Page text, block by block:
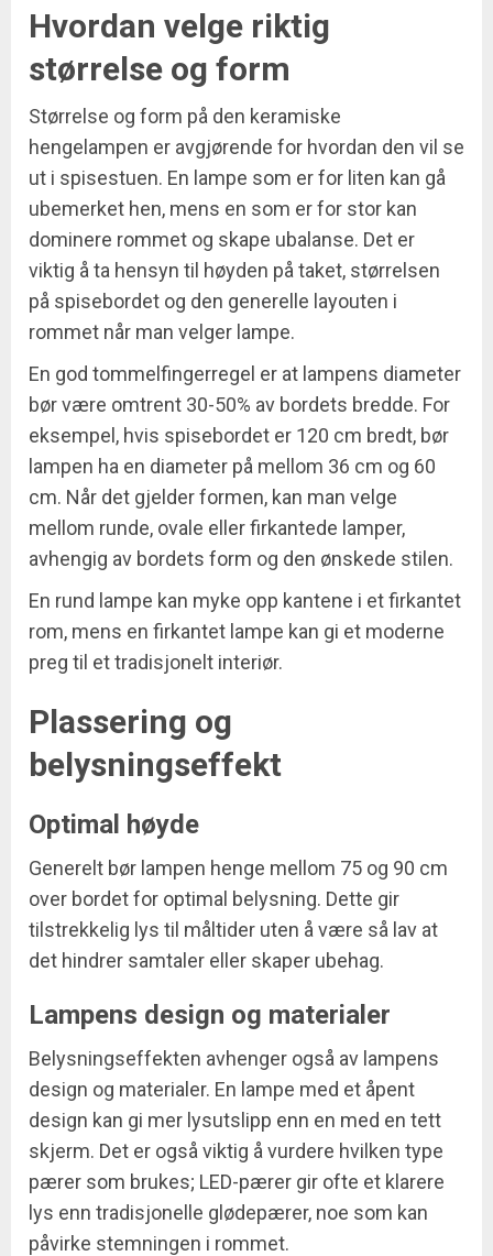
Hvordan velge riktig
størrelse og form
Størrelse og form på den keramiske
hengelampen er avgjørende for hvordan den vil se
ut i spisestuen. En lampe som er for liten kan gå
ubemerket hen, mens en som er for stor kan
dominere rommet og skape ubalanse. Det er
viktig å ta hensyn til høyden på taket, størrelsen
på spisebordet og den generelle layouten i
rommet når man velger lampe.
En god tommelfingerregel er at lampens diameter
bør være omtrent 30-50% av bordets bredde. For
eksempel, hvis spisebordet er 120 cm bredt, bør
lampen ha en diameter på mellom 36 cm og 60
cm. Når det gjelder formen, kan man velge
mellom runde, ovale eller firkantede lamper,
avhengig av bordets form og den ønskede stilen.
En rund lampe kan myke opp kantene i et firkantet
rom, mens en firkantet lampe kan gi et moderne
preg til et tradisjonelt interiør.
Plassering og
belysningseffekt
Optimal høyde
Generelt bør lampen henge mellom 75 og 90 cm
over bordet for optimal belysning. Dette gir
tilstrekkelig lys til måltider uten å være så lav at
det hindrer samtaler eller skaper ubehag.
Lampens design og materialer
Belysningseffekten avhenger også av lampens
design og materialer. En lampe med et åpent
design kan gi mer lysutslipp enn en med en tett
skjerm. Det er også viktig å vurdere hvilken type
pærer som brukes; LED-pærer gir ofte et klarere
lys enn tradisjonelle glødepærer, noe som kan
påvirke stemningen i rommet.